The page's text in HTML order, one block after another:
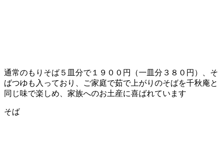
通常のもりそば５皿分で１９００円（一皿分３８０円）、そ
ばつゆも入っており、ご家庭で茹で上がりのそばを千秋庵と
同じ味で楽しめ、家族へのお土産に喜ばれています
そば